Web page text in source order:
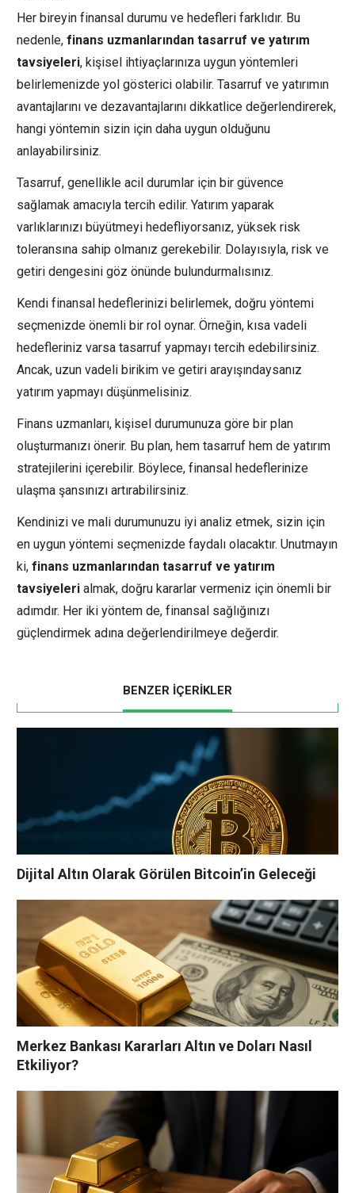
Her bireyin finansal durumu ve hedefleri farklıdır. Bu
nedenle, finans uzmanlarından tasarruf ve yatırım
tavsiyeleri, kişisel ihtiyaçlarınıza uygun yöntemleri
belirlemenizde yol gösterici olabilir. Tasarruf ve yatırımın
avantajlarını ve dezavantajlarını dikkatlice değerlendirerek,
hangi yöntemin sizin için daha uygun olduğunu
anlayabilirsiniz.
Tasarruf, genellikle acil durumlar için bir güvence
sağlamak amacıyla tercih edilir. Yatırım yaparak
varlıklarınızı büyütmeyi hedefliyorsanız, yüksek risk
toleransına sahip olmanız gerekebilir. Dolayısıyla, risk ve
getiri dengesini göz önünde bulundurmalısınız.
Kendi finansal hedeflerinizi belirlemek, doğru yöntemi
seçmenizde önemli bir rol oynar. Örneğin, kısa vadeli
hedefleriniz varsa tasarruf yapmayı tercih edebilirsiniz.
Ancak, uzun vadeli birikim ve getiri arayışındaysanız
yatırım yapmayı düşünmelisiniz.
Finans uzmanları, kişisel durumunuza göre bir plan
oluşturmanızı önerir. Bu plan, hem tasarruf hem de yatırım
stratejilerini içerebilir. Böylece, finansal hedeflerinize
ulaşma şansınızı artırabilirsiniz.
Kendinizi ve mali durumunuzu iyi analiz etmek, sizin için
en uygun yöntemi seçmenizde faydalı olacaktır. Unutmayın
ki, finans uzmanlarından tasarruf ve yatırım
tavsiyeleri almak, doğru kararlar vermeniz için önemli bir
adımdır. Her iki yöntem de, finansal sağlığınızı
güçlendirmek adına değerlendirilmeye değerdir.
BENZER İÇERİKLER
Dijital Altın Olarak Görülen Bitcoin’in Geleceği
Merkez Bankası Kararları Altın ve Doları Nasıl
Etkiliyor?